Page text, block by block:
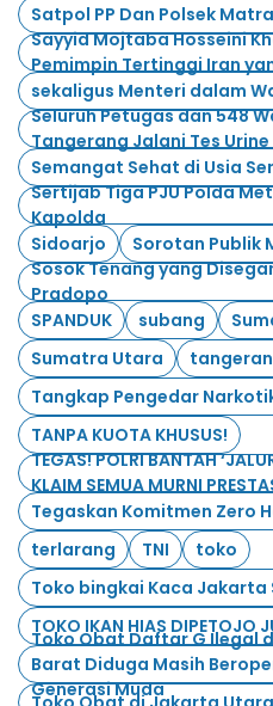
Satpol PP Dan Polsek
Sayyid Mojtaba Hosseini
Pemimpin Tertinggi Iran
sekaligus Menteri dalam
Seluruh Petugas dan 548
Tangerang Jalani Tes Urine
Semangat Sehat di Usia
Sertijab Tiga PJU Polda
Kapolda
Sidoarjo
Sorotan Publik
Sosok Tenang yang
Pradopo
SPANDUK
subang
Sumatra Utara
Tangkap Pengedar
TANPA KUOTA KHUSUS!
TEGAS! POLRI BANTAH
KLAIM SEMUA MURNI
Tegaskan Komitmen Zero
terlarang
TNI
toko
Toko bingkai Kaca Jakarta
TOKO IKAN HIAS DIPETOJO
Toko Obat Daftar G Ilegal
Barat Diduga Masih
Generasi Muda